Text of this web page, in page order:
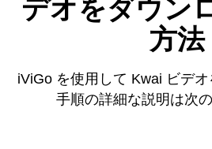
デオをダウン
方法
iViGo を使用して Kwai ビデ
手順の詳細な説明は次